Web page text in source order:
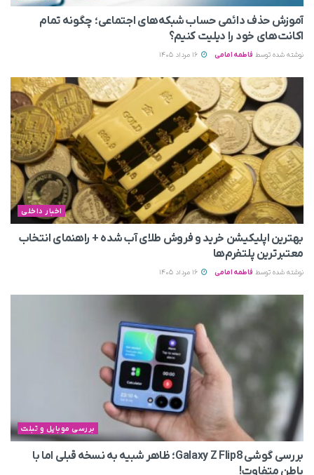
آموزش حذف دائمی حساب شبکه‌های اجتماعی؛ چگونه تمام
اکانت‌های خود را دیلیت کنیم؟
نوشته شده توسط فاطمه امامی
اخبار داخلی
بهترین اپلیکیشن خرید و فروش طلای آب شده + راهنمای انتخاب
معتبرترین پلتفرم‌ها
نوشته شده توسط فاطمه امامی
بررسی موبایل و تبلت
بررسی گوشی Galaxy Z Flip8؛ ظاهر شبیه به نسخه قبلی اما با
باطن متفاوت!